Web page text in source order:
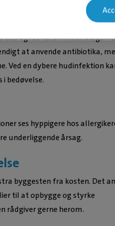
lopper på kæmning,
bruger denne
og i så fald hvilken slags.
at anvende antibiotika,
Ved en dybere hudinfektion
bedøvelse.
ses hyppigere hos
underliggende årsag.
byggesten fra kosten. Det
til at opbygge og styrke
rådgiver gerne herom.